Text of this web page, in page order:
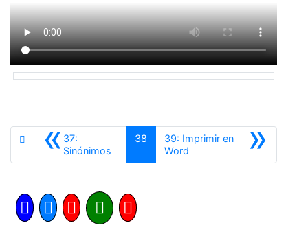
«37:
Sinónimos
38 »
39: Imprimir en
Word